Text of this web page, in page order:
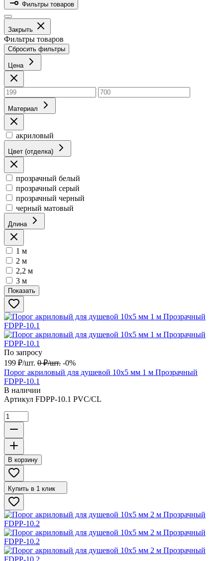
Фильтры товаров
Закрыть
Фильтры товаров
Сбросить фильтры
Цена
Материал
акриловый
Цвет (отделка)
прозрачный белый
прозрачный серый
прозрачный черный
черный матовый
Длина
1 м
2 м
2,2 м
3 м
Показать
По запросу
199 ₽/шт. 0 ₽/шт. -0%
Порог акриловый для душевой 10х5 мм 1 м Прозрачный
FDPP-10.1
В наличии
Артикул FDPP-10.1 PVC/CL
В корзину
Купить в 1 клик